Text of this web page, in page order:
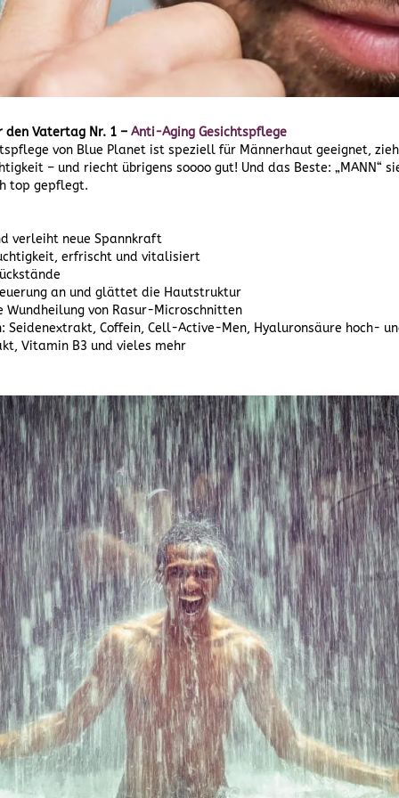
den Vatertag Nr. 1 – Anti-Aging Gesichtspflege
von Blue Planet ist speziell für Männerhaut geeignet,
– und riecht übrigens soooo gut! Und das Beste: „MANN“
top gepflegt.
verleiht neue Spannkraft
erfrischt und vitalisiert
an und glättet die Hautstruktur
Wundheilung von Rasur-Microschnitten
Seidenextrakt, Coffein, Cell-Active-Men, Hyaluronsäure hoch-
Vitamin B3 und vieles mehr